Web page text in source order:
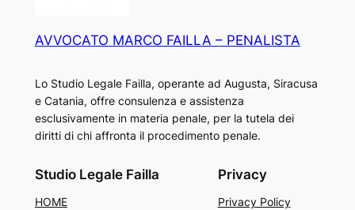
AVVOCATO MARCO FAILLA – PENALISTA
Lo Studio Legale Failla, operante ad Augusta, Siracusa
e Catania, offre consulenza e assistenza
esclusivamente in materia penale, per la tutela dei
diritti di chi affronta il procedimento penale.
Studio Legale Failla
HOME
Privacy
Privacy Policy